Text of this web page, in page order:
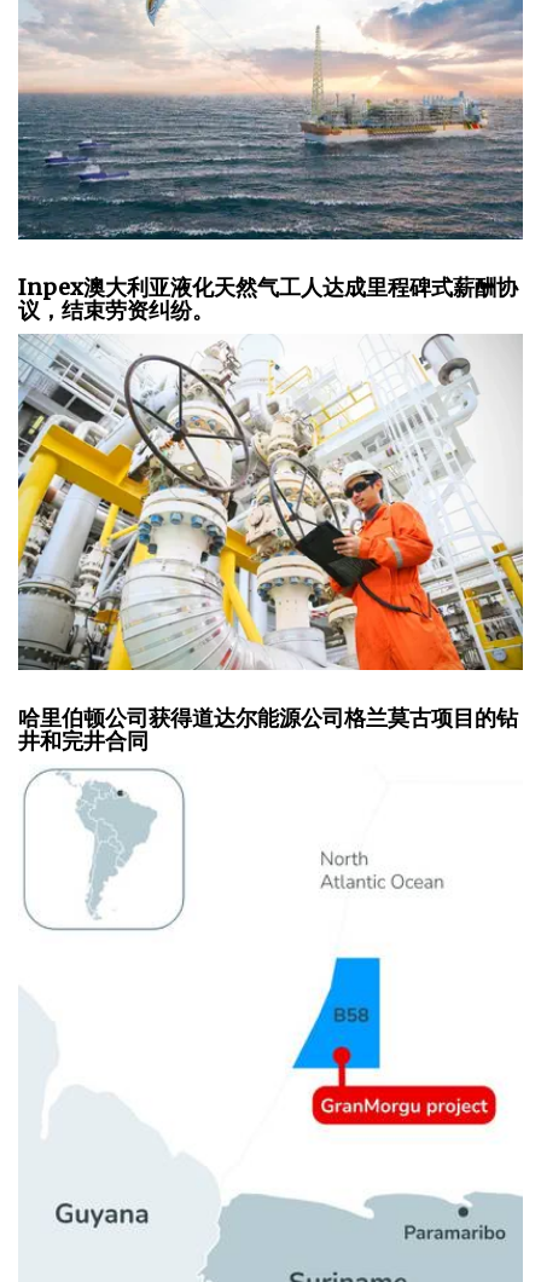
Inpex澳大利亚液化天然气工人达成里程碑式薪酬协
议，结束劳资纠纷。
哈里伯顿公司获得道达尔能源公司格兰莫古项目的钻
井和完井合同